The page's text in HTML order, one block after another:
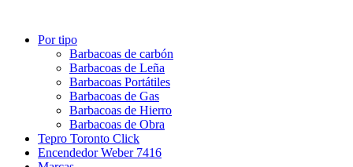
Por tipo
Barbacoas de carbón
Barbacoas de Leña
Barbacoas Portátiles
Barbacoas de Gas
Barbacoas de Hierro
Barbacoas de Obra
Tepro Toronto Click
Encendedor Weber 7416